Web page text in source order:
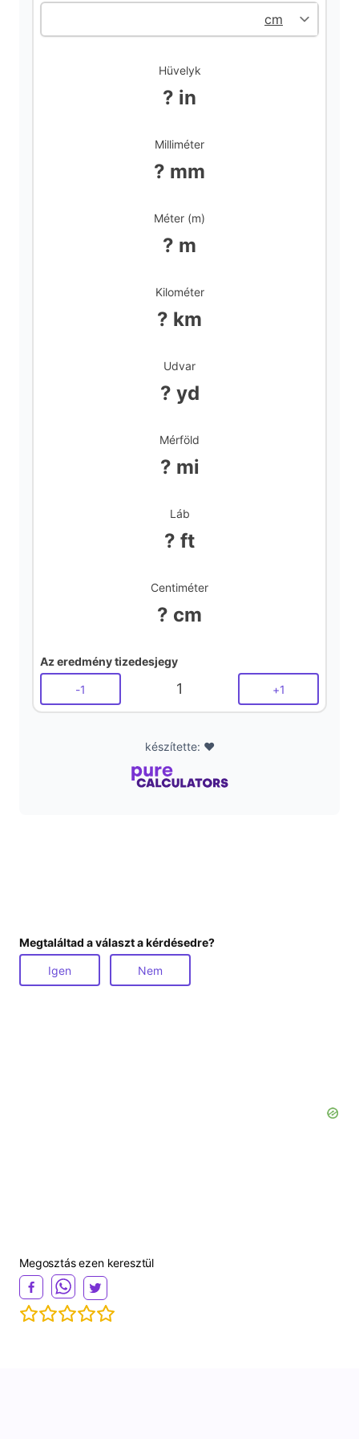
d
o
Hüvelyk
? in
Milliméter
? mm
Méter (m)
? m
Kilométer
? km
Udvar
? yd
Mérföld
? mi
Láb
? ft
Centiméter
? cm
Az eredmény tizedesjegy
-1 1 +1
készítette: ❤️
Megtaláltad a választ a kérdésedre?
Igen Nem
Megosztás ezen keresztül